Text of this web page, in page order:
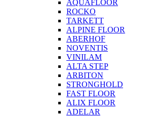
AQUAFLOOR
ROCKO
TARKETT
ALPINE FLOOR
ABERHOF
NOVENTIS
VINILAM
ALTA STEP
ARBITON
STRONGHOLD
FAST FLOOR
ALIX FLOOR
ADELAR